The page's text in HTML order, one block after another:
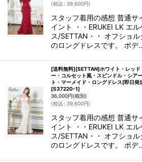
(税込: 39,600円)
スタッフ着用の感想 普通サ
イント ・・ERUKEI LK エ
ス/SETTAN・・ オフショ
のロングドレスです。 ボデ
[送料無料][SETTAN]ホワイト・レッド
ー・コルセット風・スピンドル・シア
ト・マーメイド・ロングドレス[即日
[S37220-1]
36,000円(税別)
(税込: 39,600円)
スタッフ着用の感想 普通サ
イント ・・ERUKEI LK エ
ス/SETTAN・・ オフショ
のロングドレスです。 ボデ